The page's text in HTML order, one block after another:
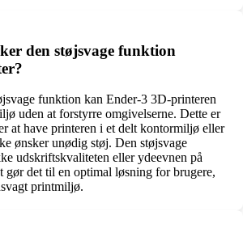
den støjsvage funktion
funktion kan Ender-3 3D-printeren
uden at forstyrre omgivelserne. Dette er
at have printeren i et delt kontormiljø eller
ønsker unødig støj. Den støjsvage
udskriftskvaliteten eller ydeevnen på
gør det til en optimal løsning for brugere,
printmiljø.